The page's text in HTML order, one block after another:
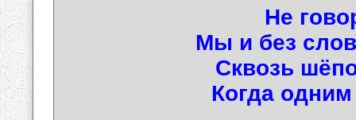
Не
Мы и без
Сквозь
Когда